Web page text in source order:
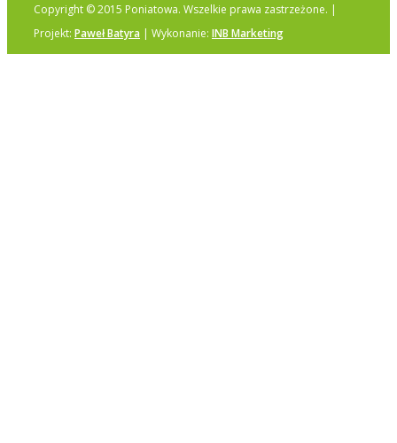
Copyright © 2015 Poniatowa. Wszelkie prawa zastrzeżone. |
Projekt: Paweł Batyra | Wykonanie: INB Marketing